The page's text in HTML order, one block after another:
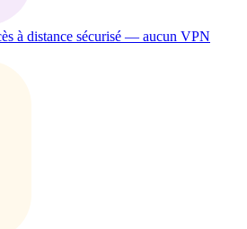
à distance sécurisé — aucun VPN